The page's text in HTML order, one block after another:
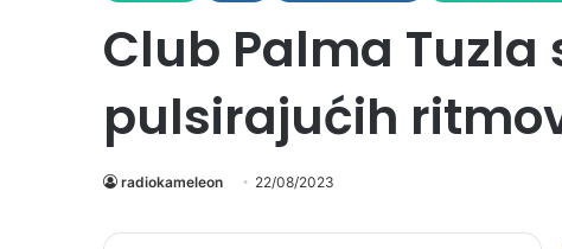
Club Palma Tuzla
pulsirajućih
radiokameleon 22/08/2023